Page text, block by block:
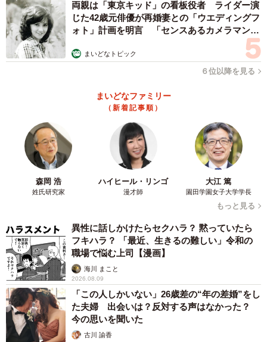
両親は「東京キッド」の看板役者 ライダー演
じた42歳元俳優が再婚妻との「ウエディングフ
ォト」計画を明言 「センスあるカメラマン求
まいどなトピック
６位以降を見る
まいどなファミリー
（新着記事順）
森岡 浩
姓氏研究家
ハイヒール・リンゴ
漫才師
大江 篤
園田学園女子大学学長
もっと見る
異性に話しかけたらセクハラ？ 黙っていたら
フキハラ？ 「最近、生きるの難しい」令和の
職場で悩む上司【漫画】
海川 まこと
2026.08.09
「この人しかいない」26歳差の“年の差婚”をし
た夫婦 出会いは？反対する声はなかった？
今の思いを聞いた
古川 諭香